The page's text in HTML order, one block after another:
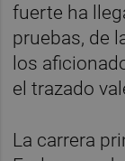
fuerte ha
pruebas, de
los
el trazado
La carrera